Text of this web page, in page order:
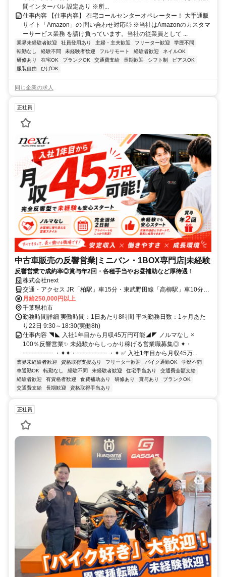
間インターバル 設定あり ※所...
仕事内容 【仕事内容】 在宅コールセンターオペレーター！ 大手通販
サイト「Amazon」の 問い合わせ対応◎ ※当社はAmazonのカスタマ
ーサービス業務 を請け負っています。当社の従業員として ...
業界未経験者歓迎 社員登用あり 主婦・主夫歓迎 フリーター歓迎
学歴不問
転勤なし
経験不問 未経験者歓迎 フルリモート 経験者歓迎
ネイルOK
研修あり
在宅OK ブランクOK 交通費支給 長期歓迎 シフト制
ピアスOK
服装自由
ひげOK
同じ企業の求人
正社員
中古車販売の反響営業|ミニバン・1BOX専門店|未経験
反響営業で成約率◎賞与年2回・各種手当やお昼補助など厚待遇！
株式会社next
交通・アクセス JR「柏駅」車15分・東武野田線「高柳駅」車10分★
車・バイク通勤OK！
月給250,000円以上
千葉県柏市
勤務時間詳細 実働時間：1日あたり8時間 平均勤務日数：1ヶ月あた
り22日 9:30～18:30(実働8h)
仕事内容 ◥◣ 入社1年目から月収45万円可能◢◤ ノルマなし ×
100％反響営業✨ 未経験からしっかり稼げる営業職募集◎ ✦・
┈┈┈┈┈ ・✦✦・┈┈┈┈┈ ・✦ ✅ 入社1年目から月収45万...
業界未経験者歓迎 資格取得支援あり フリーター歓迎 バイク通勤OK
学歴不問
車通勤OK
転勤なし 経験不問 未経験者歓迎 住宅手当あり
交通費全額支給
経験者歓迎
有資格者歓迎 食費補助あり 研修あり 賞与あり
ブランクOK
交通費支給
長期歓迎 資格取得手当あり
正社員